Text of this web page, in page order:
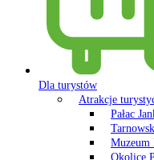
Dla turystów
Atrakcje
Pałac
Muzeum
Okolice